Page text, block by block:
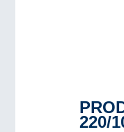
220/